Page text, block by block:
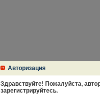
Авторизация
Здравствуйте! Пожалуйста,
зарегистрируйтесь.